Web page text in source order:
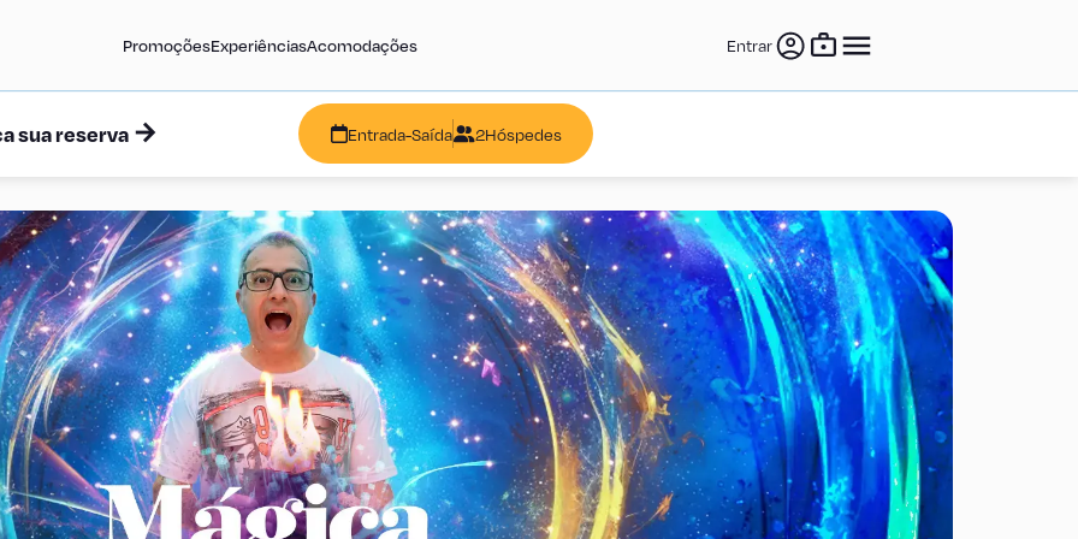
PromoçõesExperiênciasAcomodações Entrar
sua reserva Entrada-Saída 2Hóspedes